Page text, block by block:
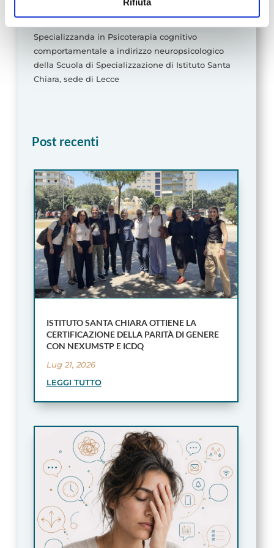
corretto funzionamento e ,con il tuo consenso, cookie
statistici e di Profilazione anche di "terze parti" come
specificato nella cookie policy. Può scegliere se
accettare tutti i cookie, rifiutare tutti i cookies o solo quelli
che desideri attivare.
Psicologa
Specializzanda in Psicoterapia cognitivo
comportamentale a indirizzo neuropsicologico
della Scuola di Specializzazione di Istituto Santa
Chiara, sede di Lecce
Post recenti
ISTITUTO SANTA CHIARA OTTIENE LA
CERTIFICAZIONE DELLA PARITÀ DI GENERE
CON NEXUMSTP E ICDQ
Lug 21, 2026
LEGGI TUTTO